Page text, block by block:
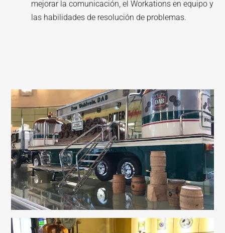
mejorar la comunicación, el Workations en equipo y
las habilidades de resolución de problemas.